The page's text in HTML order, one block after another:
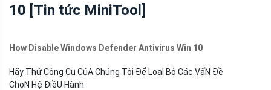
10 [Tin tức MiniTool]
How Disable Windows Defender Antivirus Win 10
Hãy Thử Công Cụ CủA Chúng Tôi Để LoạI Bỏ Các VấN Đề
ChọN Hệ ĐiềU Hành